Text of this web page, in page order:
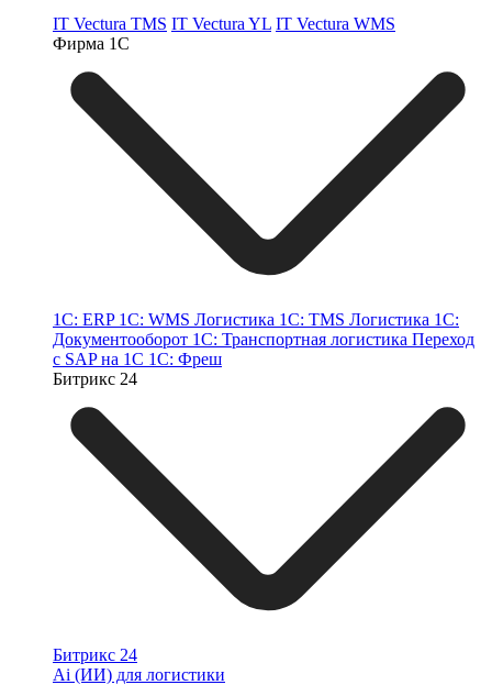
IT Vectura TMS IT Vectura YL IT Vectura WMS
Фирма 1С
1С: ERP 1С: WMS Логистика 1С: TMS Логистика 1С:
Документооборот 1С: Транспортная логистика Переход
с SAP на 1С 1C: Фреш
Битрикс 24
Битрикс 24
Ai (ИИ) для логистики